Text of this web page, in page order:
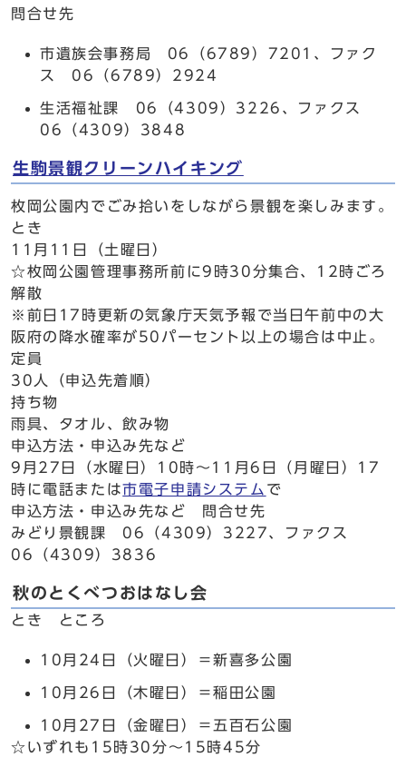
問合せ先
市遺族会事務局 06（6789）7201、ファク
ス 06（6789）2924
生活福祉課 06（4309）3226、ファクス
06（4309）3848
生駒景観クリーンハイキング
枚岡公園内でごみ拾いをしながら景観を楽しみます。
とき
11月11日（土曜日）
☆枚岡公園管理事務所前に9時30分集合、12時ごろ
解散
※前日17時更新の気象庁天気予報で当日午前中の大
阪府の降水確率が50パーセント以上の場合は中止。
定員
30人（申込先着順）
持ち物
雨具、タオル、飲み物
申込方法・申込み先など
9月27日（水曜日）10時～11月6日（月曜日）17
時に電話または市電子申請システム で
申込方法・申込み先など 問合せ先
みどり景観課 06（4309）3227、ファクス
06（4309）3836
秋のとくべつおはなし会
とき ところ
10月24日（火曜日）＝新喜多公園
10月26日（木曜日）＝稲田公園
10月27日（金曜日）＝五百石公園
☆いずれも15時30分～15時45分